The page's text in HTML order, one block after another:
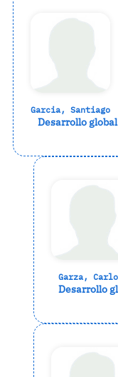
Garcia, Santiago
Desarrollo global
Garza,
Desarrollo